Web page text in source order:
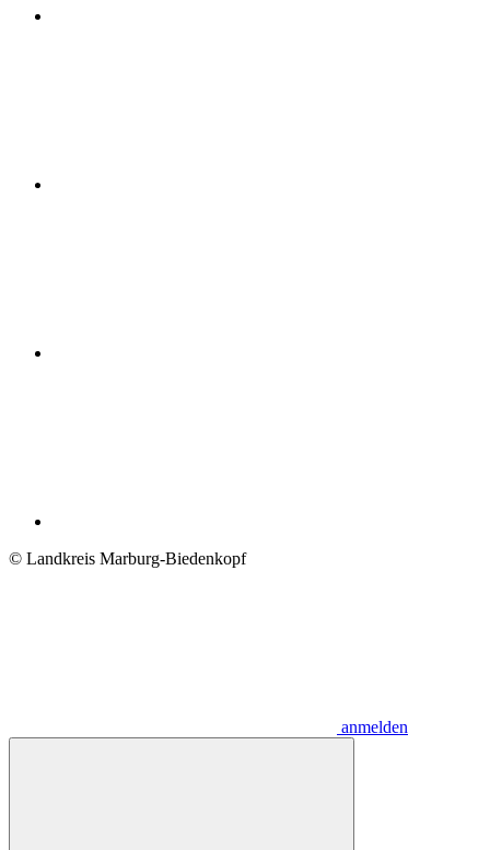
© Landkreis Marburg-Biedenkopf
anmelden